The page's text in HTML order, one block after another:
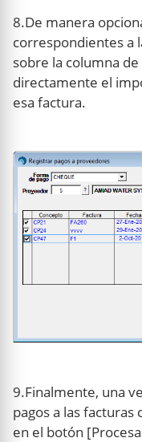
8.De manera
correspondientes a
sobre la columna
directamente el
esa factura.
9.Finalmente, una
pagos a las
en el botón